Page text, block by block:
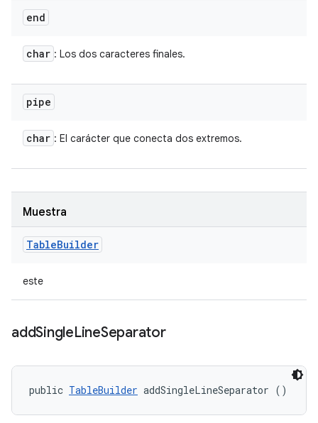
end
char : Los dos caracteres finales.
pipe
char : El carácter que conecta dos extremos.
Muestra
TableBuilder
este
addSingleLineSeparator
public TableBuilder addSingleLineSeparator ()